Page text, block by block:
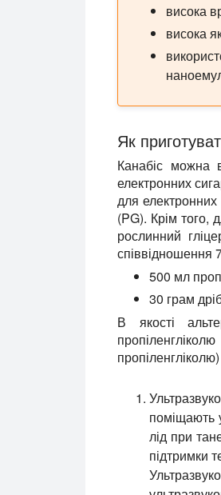
висока
висока
Як
Канабіс можна
електронних
для електронних
(PG). Крім того,
рослинний
співвідношення
500 мл
30 грам
В якості
пропіленгліколю)
поміщають
лід при
підтримки